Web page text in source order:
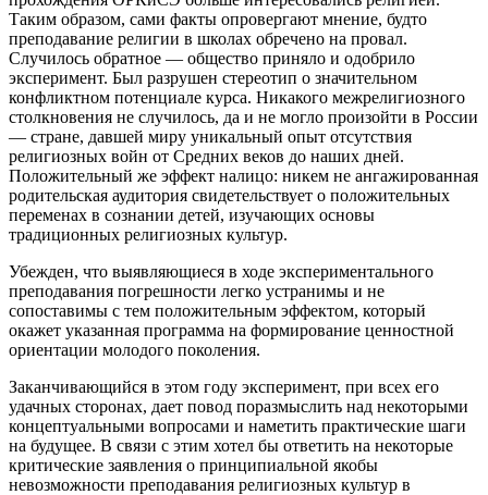
Таким образом, сами факты опровергают мнение, будто
преподавание религии в школах обречено на провал.
Случилось обратное — общество приняло и одобрило
эксперимент. Был разрушен стереотип о значительном
конфликтном потенциале курса. Никакого межрелигиозного
столкновения не случилось, да и не могло произойти в России
— стране, давшей миру уникальный опыт отсутствия
религиозных войн от Средних веков до наших дней.
Положительный же эффект налицо: никем не ангажированная
родительская аудитория свидетельствует о положительных
переменах в сознании детей, изучающих основы
традиционных религиозных культур.
Убежден, что выявляющиеся в ходе экспериментального
преподавания погрешности легко устранимы и не
сопоставимы с тем положительным эффектом, который
окажет указанная программа на формирование ценностной
ориентации молодого поколения.
Заканчивающийся в этом году эксперимент, при всех его
удачных сторонах, дает повод поразмыслить над некоторыми
концептуальными вопросами и наметить практические шаги
на будущее. В связи с этим хотел бы ответить на некоторые
критические заявления о принципиальной якобы
невозможности преподавания религиозных культур в